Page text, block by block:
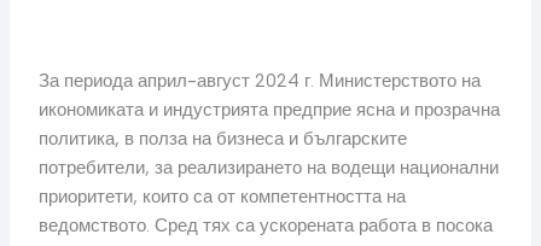
За периода април-август 2024 г. Министерството на
икономиката и индустрията предприе ясна и прозрачна
политика, в полза на бизнеса и българските
потребители, за реализирането на водещи национални
приоритети, които са от компетентността на
ведомството. Сред тях са ускорената работа в посока